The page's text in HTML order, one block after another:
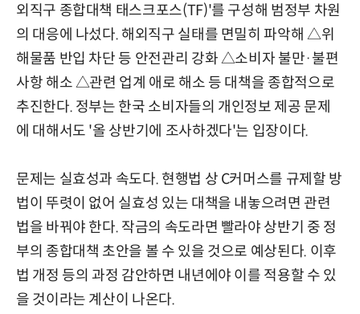
외직구 종합대책 태스크포스(TF)'를 구성해 범정부 차원
의 대응에 나섰다. 해외직구 실태를 면밀히 파악해 △위
해물품 반입 차단 등 안전관리 강화 △소비자 불만·불편
사항 해소 △관련 업계 애로 해소 등 대책을 종합적으로
추진한다. 정부는 한국 소비자들의 개인정보 제공 문제
에 대해서도 '올 상반기에 조사하겠다'는 입장이다.
문제는 실효성과 속도다. 현행법 상 C커머스를 규제할 방
법이 뚜렷이 없어 실효성 있는 대책을 내놓으려면 관련
법을 바꿔야 한다. 작금의 속도라면 빨라야 상반기 중 정
부의 종합대책 초안을 볼 수 있을 것으로 예상된다. 이후
법 개정 등의 과정 감안하면 내년에야 이를 적용할 수 있
을 것이라는 계산이 나온다.